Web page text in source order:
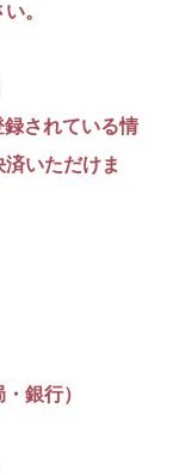
。
されている情
いただけま
銀行）